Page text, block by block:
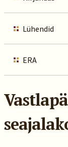
Lühendid
ERA